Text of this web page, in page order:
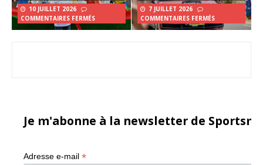
10 JUILLET 2026
COMMENTAIRES FERMÉS
7 JUILLET 2026
COMMENTAIRES FERMÉS
Je m'abonne à la newsletter de
Adresse e-mail *